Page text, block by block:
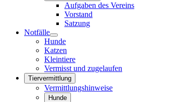
Aufgaben des Vereins
Vorstand
Satzung
Notfälle
Hunde
Katzen
Kleintiere
Vermisst und zugelaufen
Tiervermittlung
Vermittlungshinweise
Hunde